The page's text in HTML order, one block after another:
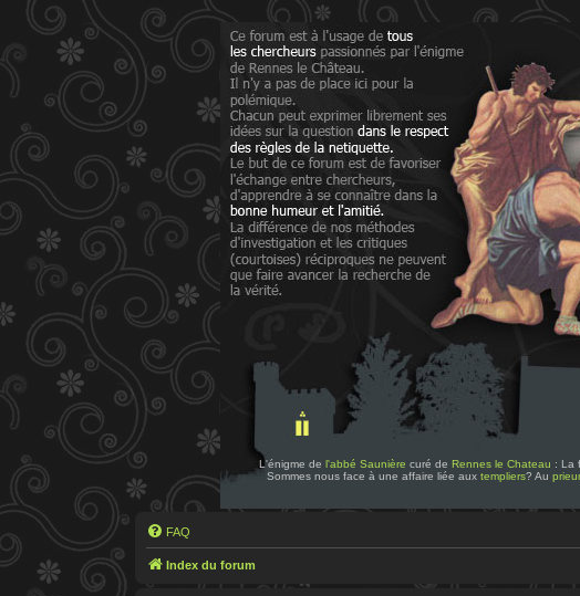
L'énigme de l'abbé Saunière curé de Rennes le Chateau : La
Sommes nous face à une affaire liée aux templiers? Au
FAQ
Index du forum